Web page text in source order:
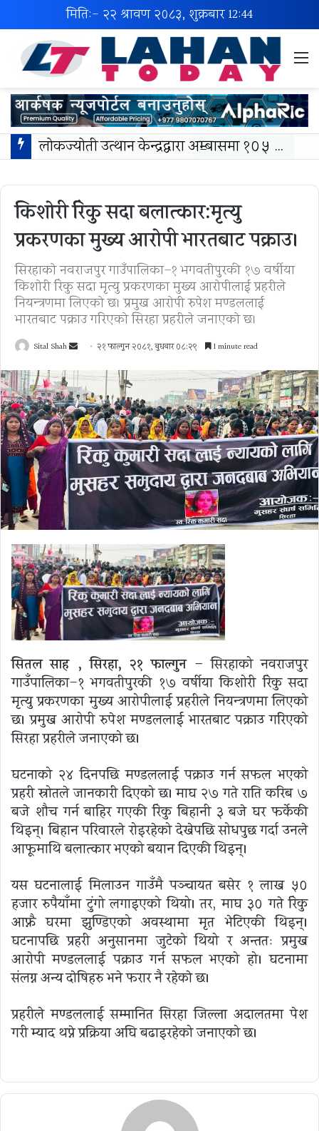
मिति:- २२ श्रावण २०८३, शुक्रबार12:44
लोकज्योती उत्थान केन्द्रद्वारा अम्बासमा १०५ विपन्न विद्यार्थीलाई शैक्षिक तथा खेलकुद सामग्री वितरण
किशोरी रिंकु सदा बलात्कार:मृत्यु
प्रकरणका मुख्य आरोपी भारतबाट पक्राउ।
सिरहाको नवराजपुर गाउँपालिका–१ भगवतीपुरकी १७ वर्षीया
किशोरी रिंकु सदा मृत्यु प्रकरणका मुख्य आरोपीलाई प्रहरीले
नियन्त्रणमा लिएको छ। प्रमुख आरोपी रुपेश मण्डललाई
भारतबाट पक्राउ गरिएको सिरहा प्रहरीले जनाएको छ।
Sital Shah
Send
email
२१ फाल्गुन २०८१, बुधबार ०८:२९ 1 minute read
सितल साह , सिरहा, २१ फाल्गुन – सिरहाको नवराजपुर
गाउँपालिका–१ भगवतीपुरकी १७ वर्षीया किशोरी रिंकु सदा
मृत्यु प्रकरणका मुख्य आरोपीलाई प्रहरीले नियन्त्रणमा लिएको
छ। प्रमुख आरोपी रुपेश मण्डललाई भारतबाट पक्राउ गरिएको
सिरहा प्रहरीले जनाएको छ।
घटनाको २४ दिनपछि मण्डललाई पक्राउ गर्न सफल भएको
प्रहरी स्रोतले जानकारी दिएको छ। माघ २७ गते राति करिब ७
बजे शौच गर्न बाहिर गएकी रिंकु बिहानी ३ बजे घर फर्केकी
थिइन्। बिहान परिवारले रोइरहेको देखेपछि सोधपुछ गर्दा उनले
आफूमाथि बलात्कार भएको बयान दिएकी थिइन्।
यस घटनालाई मिलाउन गाउँमै पञ्चायत बसेर १ लाख ५०
हजार रुपैयाँमा टुंगो लगाइएको थियो। तर, माघ ३० गते रिंकु
आफ्नै घरमा झुण्डिएको अवस्थामा मृत भेटिएकी थिइन्।
घटनापछि प्रहरी अनुसन्धानमा जुटेको थियो र अन्ततः प्रमुख
आरोपी मण्डललाई पक्राउ गर्न सफल भएको हो। घटनामा
संलग्न अन्य दाेषिहरु भने फरार नै रहेकाे छ।
प्रहरीले मण्डललाई सम्मानित सिरहा जिल्ला अदालतमा पेश
गरी म्याद थप्ने प्रक्रिया अघि बढाइरहेको जनाएको छ।